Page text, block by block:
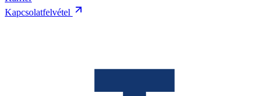
Kapcsolatfelvétel